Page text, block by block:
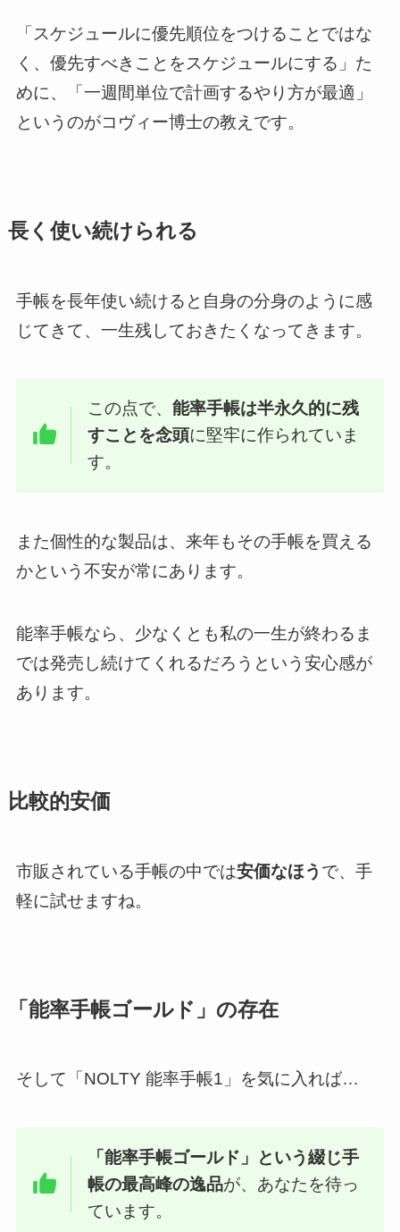
「スケジュールに優先順位をつけることではな
く、優先すべきことをスケジュールにする」た
めに、「一週間単位で計画するやり方が最適」
というのがコヴィー博士の教えです。
長く使い続けられる
手帳を長年使い続けると自身の分身のように感
じてきて、一生残しておきたくなってきます。
この点で、 能率手帳は半永久的に残
すことを念頭に堅牢に作られていま
す。
また個性的な製品は、来年もその手帳を買える
かという不安が常にあります。
能率手帳なら、少なくとも私の一生が終わるま
では発売し続けてくれるだろうという安心感が
あります。
比較的安価
市販されている手帳の中では安価なほう で、手
軽に試せますね。
「能率手帳ゴールド」の存在
そして「NOLTY 能率手帳1」を気に入れば…
「能率手帳ゴールド」という綴じ手
帳の最高峰の逸品が、あなたを待っ
ています。